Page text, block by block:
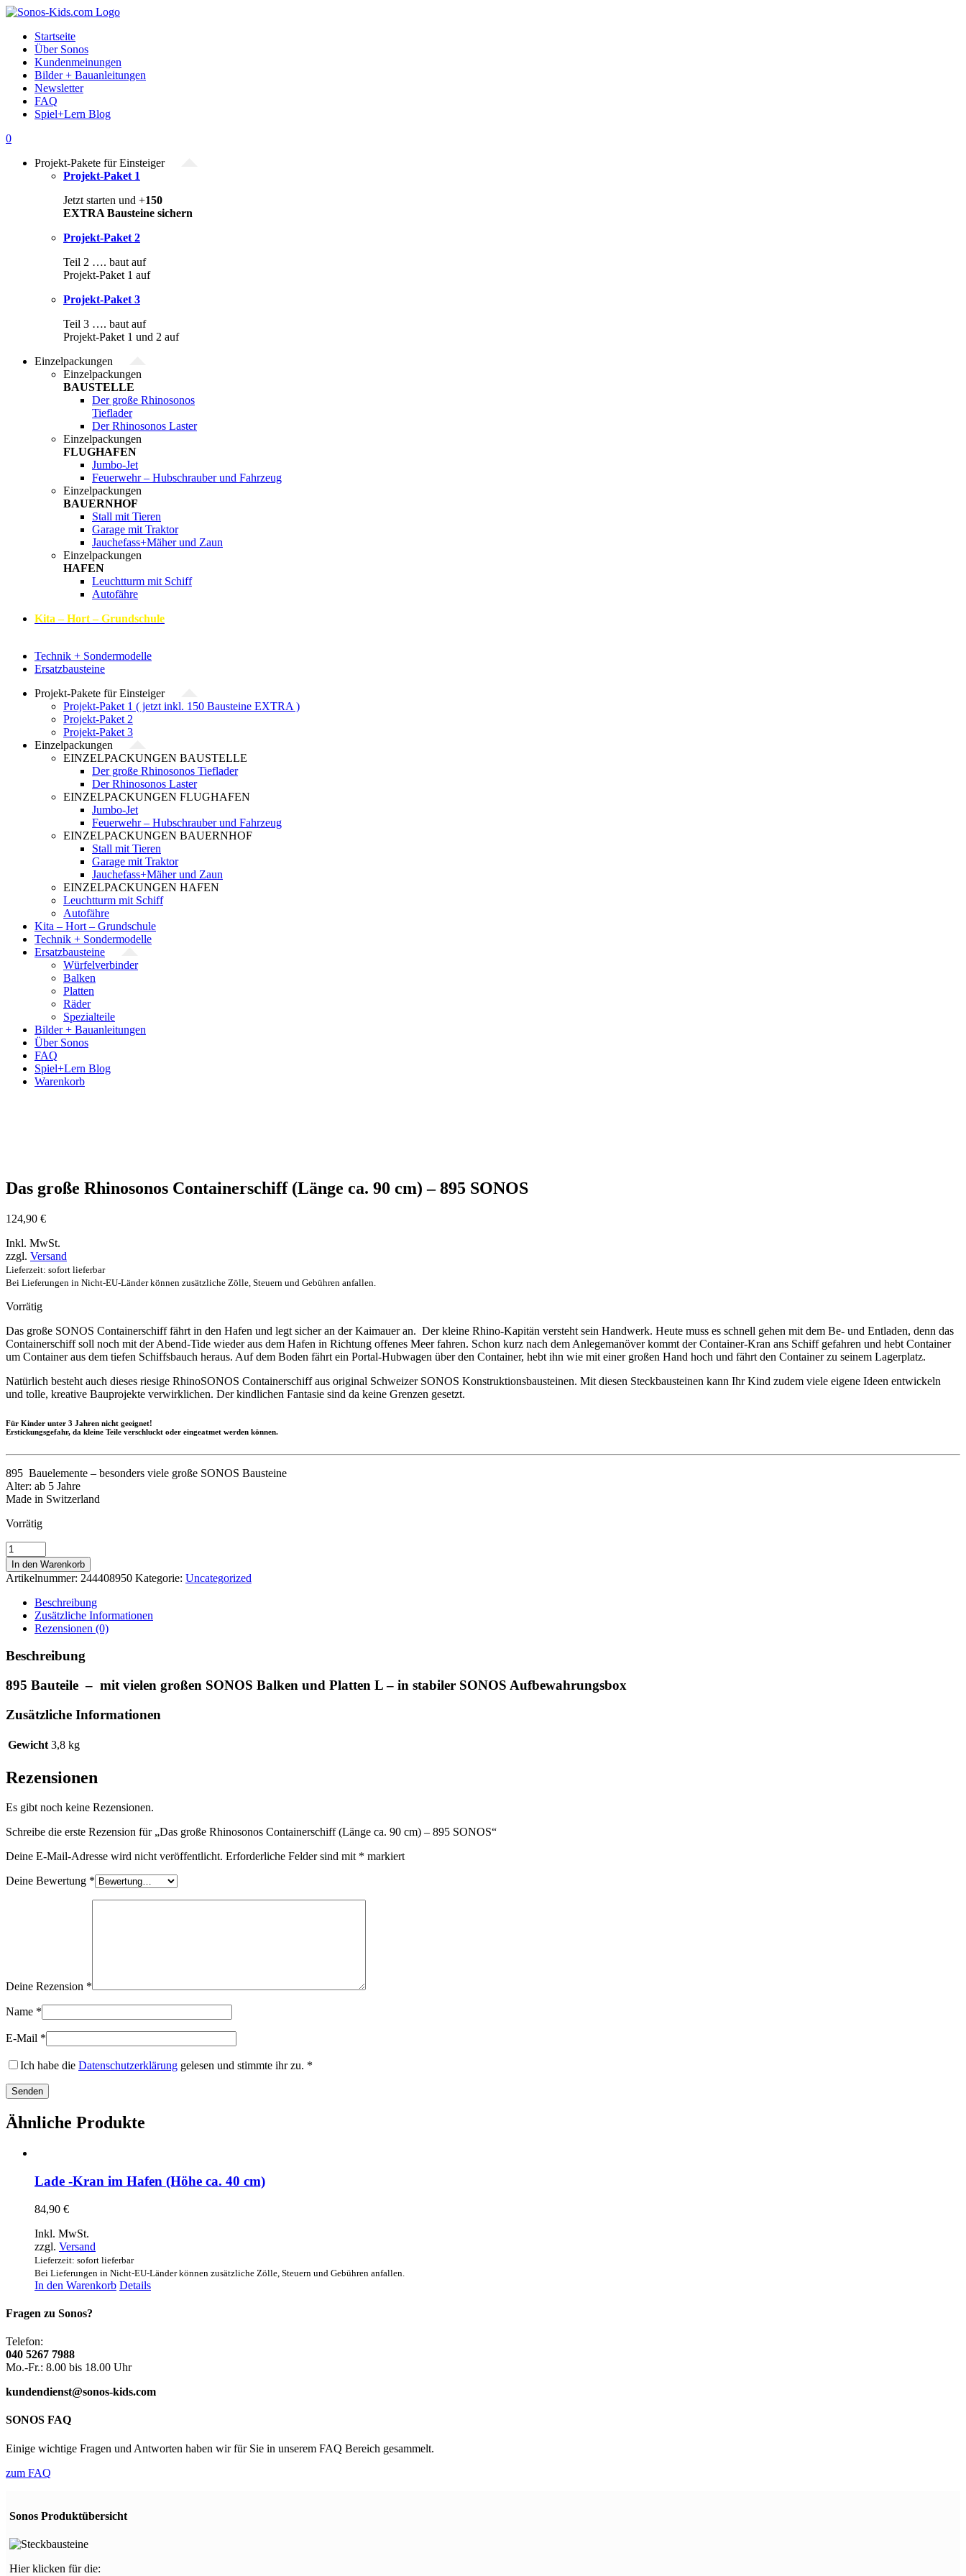
Zum
springenStartseite
Über Sonos
Kundenmeinungen
Bilder + Bauanleitungen
Newsletter
FAQ
Spiel+Lern Blog
0
Projekt-Pakete für Einsteiger
Projekt-Paket 1
Jetzt starten und +150
EXTRA Bausteine sichern
Projekt-Paket 2
Teil 2 …. baut auf
Projekt-Paket 1 auf
Projekt-Paket 3
Teil 3 …. baut auf
Projekt-Paket 1 und 2 auf
Einzelpackungen
Einzelpackungen
BAUSTELLE
Der große Rhinosonos
Tieflader
Der Rhinosonos Laster
Einzelpackungen
FLUGHAFEN
Jumbo-Jet
Feuerwehr – Hubschrauber und Fahrzeug
Einzelpackungen
BAUERNHOF
Stall mit Tieren
Garage mit Traktor
Jauchefass+Mäher und Zaun
Einzelpackungen
HAFEN
Leuchtturm mit Schiff
Autofähre
Kita – Hort – Grundschule
Technik + Sondermodelle
Ersatzbausteine
Projekt-Pakete für Einsteiger
Projekt-Paket 1 ( jetzt inkl. 150 Bausteine EXTRA )
Projekt-Paket 2
Projekt-Paket 3
Einzelpackungen
EINZELPACKUNGEN BAUSTELLE
Der große Rhinosonos Tieflader
Der Rhinosonos Laster
EINZELPACKUNGEN FLUGHAFEN
Jumbo-Jet
Feuerwehr – Hubschrauber und Fahrzeug
EINZELPACKUNGEN BAUERNHOF
Stall mit Tieren
Garage mit Traktor
Jauchefass+Mäher und Zaun
EINZELPACKUNGEN HAFEN
Leuchtturm mit Schiff
Autofähre
Kita – Hort – Grundschule
Technik + Sondermodelle
Ersatzbausteine
Würfelverbinder
Balken
Platten
Räder
Spezialteile
Bilder + Bauanleitungen
Über Sonos
FAQ
Spiel+Lern Blog
Warenkorb
Das große Rhinosonos Containerschiff (Länge ca. 90 cm) – 895 SONOS
124,90 €
Inkl. MwSt.
zzgl. Versand
Lieferzeit: sofort lieferbar
Bei Lieferungen in Nicht-EU-Länder können zusätzliche Zölle, Steuern und Gebühren anfallen.
Vorrätig
Das große SONOS Containerschiff fährt in den Hafen und legt sicher an der Kaimauer an. Der kleine Rhino-Kapitän versteht sein Handwerk. Heute muss es schnell gehen mit dem Be- und Entladen, denn das
Containerschiff soll noch mit der Abend-Tide wieder aus dem Hafen in Richtung offenes Meer fahren. Schon kurz nach dem Anlegemanöver kommt der Container-Kran ans Schiff gefahren und hebt Container
um Container aus dem tiefen Schiffsbauch heraus. Auf dem Boden fährt ein Portal-Hubwagen über den Container, hebt ihn wie mit einer großen Hand hoch und fährt den Container zu seinem Lagerplatz.
Natürlich besteht auch dieses riesige RhinoSONOS Containerschiff aus original Schweizer SONOS Konstruktionsbausteinen. Mit diesen Steckbausteinen kann Ihr Kind zudem viele eigene Ideen entwickeln
und tolle, kreative Bauprojekte verwirklichen. Der kindlichen Fantasie sind da keine Grenzen gesetzt.
Für Kinder unter 3 Jahren nicht geeignet!
Erstickungsgefahr, da kleine Teile verschluckt oder eingeatmet werden können.
895 Bauelemente – besonders viele große SONOS Bausteine
Alter: ab 5 Jahre
Made in Switzerland
Vorrätig
Das
große
Rhinosonos
Containerschiff
(Länge
-
895
Menge
In den Warenkorb
Artikelnummer: 244408950 Kategorie: Uncategorized
Beschreibung
Zusätzliche Informationen
Rezensionen (0)
Beschreibung
895 Bauteile – mit vielen großen SONOS Balken und Platten L – in stabiler SONOS Aufbewahrungsbox
Zusätzliche Informationen
Gewicht 3,8 kg
Rezensionen
Es gibt noch keine Rezensionen.
Schreibe die erste Rezension für „Das große Rhinosonos Containerschiff (Länge ca. 90 cm) – 895 SONOS“
Deine E-Mail-Adresse wird nicht veröffentlicht. Erforderliche Felder sind mit * markiert
Deine Bewertung *
Deine Rezension *
Name *
E-Mail *
Ich habe die Datenschutzerklärung gelesen und stimmte ihr zu. *
Ähnliche Produkte
Lade -Kran im Hafen (Höhe ca. 40 cm)
84,90 €
Inkl. MwSt.
zzgl. Versand
Lieferzeit: sofort lieferbar
Bei Lieferungen in Nicht-EU-Länder können zusätzliche Zölle, Steuern und Gebühren anfallen.
In den Warenkorb Details
Fragen zu Sonos?
Telefon:
040 5267 7988
Mo.-Fr.: 8.00 bis 18.00 Uhr
kundendienst@sonos-kids.com
SONOS FAQ
Einige wichtige Fragen und Antworten haben wir für Sie in unserem FAQ Bereich gesammelt.
zum FAQ
Sonos Produktübersicht
Hier klicken für die: